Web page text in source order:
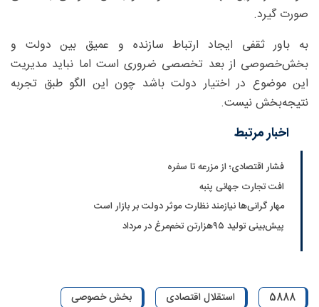
صورت گیرد.
به باور ثقفی ایجاد ارتباط سازنده و عمیق بین دولت و
بخش‌خصوصی از بعد تخصصی ضروری است اما نباید مدیریت
این موضوع در اختیار دولت باشد چون این الگو طبق تجربه
نتیجه‌بخش نیست.
اخبار مرتبط
فشار اقتصادی؛ از مزرعه تا سفره
افت تجارت جهانی پنبه
مهار گرانی‌ها نیازمند نظارت موثر دولت بر بازار است
پیش‌بینی تولید ۹۵‌هزارتن تخم‌مرغ در مرداد
5888 استقلال اقتصادی
بخش خصوصی